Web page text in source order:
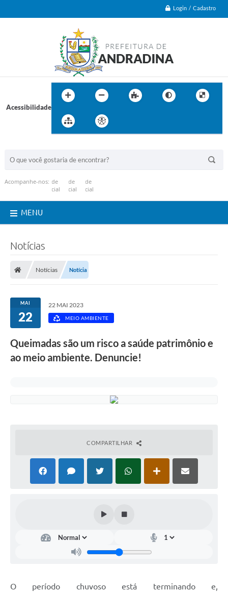
Login / Cadastro
Acessibilidade
Acompanhe-nos:
MENU
Notícias
Notícias Notícia
MAI
22
22 MAI 2023
MEIO AMBIENTE
Queimadas são um risco a saúde patrimônio e
ao meio ambiente. Denuncie!
COMPARTILHAR
O período chuvoso está terminando e,